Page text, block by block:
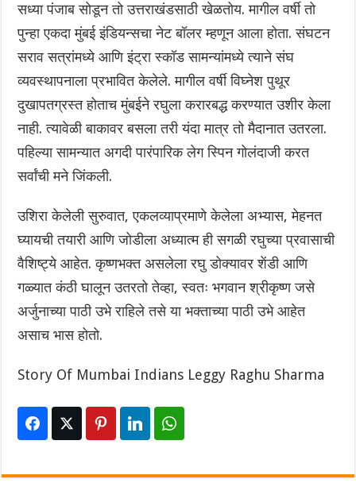
सध्या पंजाब सोडून तो उत्तराखंडसाठी खेळतोय. मागील वर्षी तो
पुन्हा एकदा मुंबई इंडियन्सचा नेट बॉलर म्हणून आला होता. संघटन
सराव सत्रांमध्ये आणि इंट्रा स्कॉड सामन्यांमध्ये त्याने संघ
व्यवस्थापनाला प्रभावित केलेले. मागील वर्षी विघ्नेश पुथूर
दुखापतग्रस्त होताच मुंबईने रघुला करारबद्ध करण्यात उशीर केला
नाही. त्यावेळी बाकावर बसला तरी यंदा मात्र तो मैदानात उतरला.
पहिल्या सामन्यात अगदी पारंपारिक लेग स्पिन गोलंदाजी करत
सर्वांची मने जिंकली.
उशिरा केलेली सुरुवात, एकलव्याप्रमाणे केलेला अभ्यास, मेहनत
घ्यायची तयारी आणि जोडीला अध्यात्म ही सगळी रघुच्या प्रवासाची
वैशिष्ट्ये आहेत. कृष्णभक्त असलेला रघु डोक्यावर शेंडी आणि
गळ्यात कंठी घालून उतरतो तेव्हा, स्वतः भगवान श्रीकृष्ण जसे
अर्जुनाच्या पाठी उभे राहिले तसे या भक्ताच्या पाठी उभे आहेत
असाच भास होतो.
Story Of Mumbai Indians Leggy Raghu Sharma